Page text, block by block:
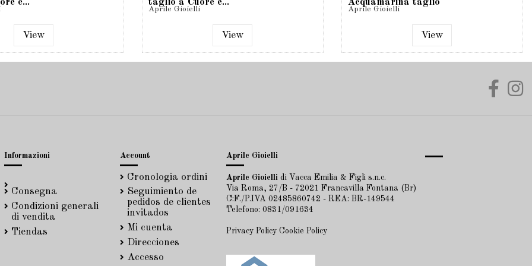
View
Aprile Gioielli
View
Ovale e...
Aprile Gioielli
View
Informazioni
Consegna
Condizioni generali
di vendita
Tiendas
Account
Cronologia ordini
Seguimiento de
pedidos de clientes
invitados
Mi cuenta
Direcciones
Accesso
Aprile Gioielli
Aprile Gioielli di Vacca Emilia & Figli s.n.c.
Via Roma, 27/B - 72021 Francavilla Fontana (Br)
C:F./P.IVA 02485860742 - REA: BR-149544
Telefono: 0831/091634
Privacy Policy Cookie Policy